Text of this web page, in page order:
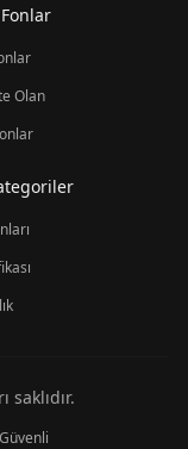
Olan
saklıdır.